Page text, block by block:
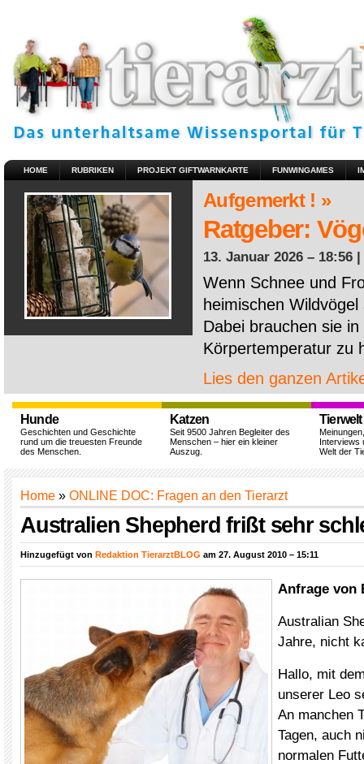
HOME RUBRIKEN PROJEKT GIFTWARNKARTE FUNWINGAMES
Aufgemerkt ! »
Ratgeber:
13. Januar 2026 – 18:56 |
Wenn Schnee und
heimischen
Dabei brauchen sie
Körpertemperatur zu
Lies den ganzen
Hunde
Geschichten und Geschichte
rund um die treuesten Freunde
des Menschen.
Katzen
Seit 9500 Jahren Begleiter des
Menschen – hier ein kleiner
Auszug.
Tierwelt
Interviews
Welt der
Home » ONLINE DOC: Fragen an den Tierarzt
Australien Shepherd frißt sehr
Hinzugefügt von Redaktion TierarztBLOG am 27. August 2010 – 15:11
Anfrage von
Australian
Jahre, nicht
Hallo, mit
unserer Leo
An manchen
Tagen, auch
normalen